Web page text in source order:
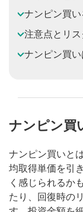
ナンピン買
注意点とリス
ナンピン買
ナンピン買
ナンピン買いと
均取得単価を引
く感じられるか
たり、回復時の